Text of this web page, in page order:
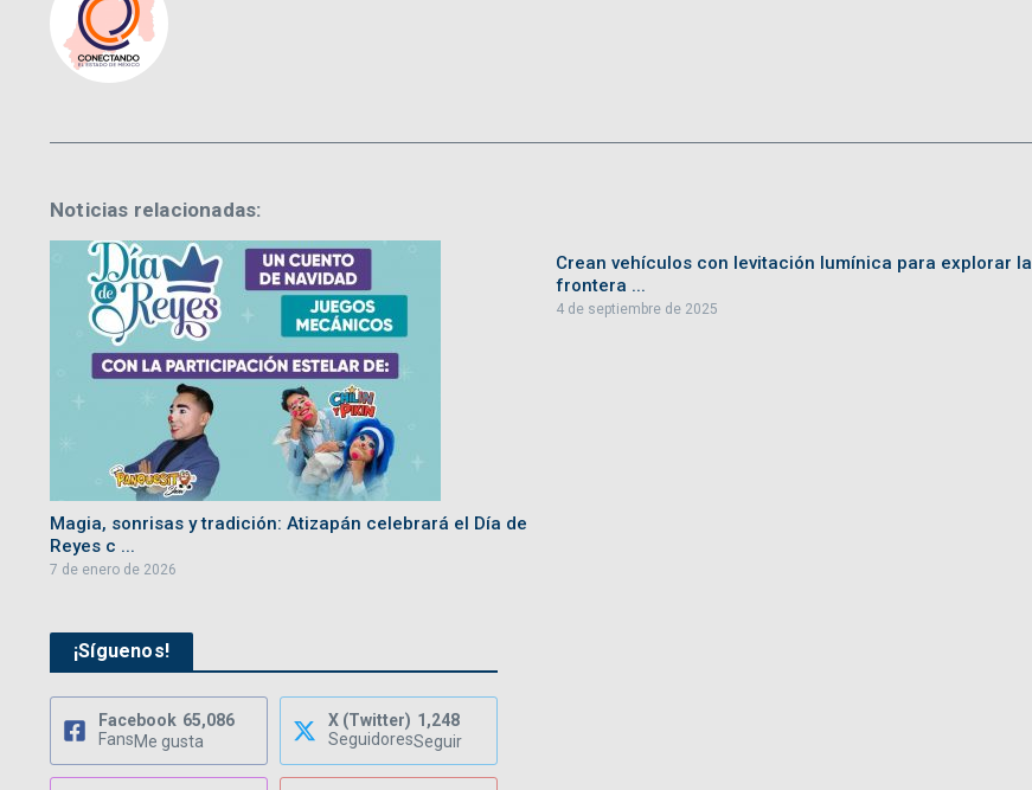
Noticias relacionadas:
Magia, sonrisas y tradición: Atizapán celebrará el Día de
Reyes c ...
7 de enero de 2026
Crean vehículos con levitación lumínica para explorar la
frontera ...
4 de septiembre de 2025
¡Síguenos!
Facebook 65,086
FansMe gusta
X (Twitter) 1,248
SeguidoresSeguir